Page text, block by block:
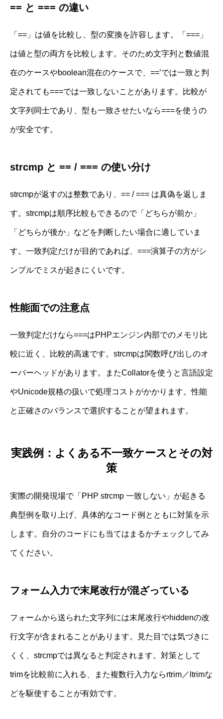
== と === の違い
「==」は値を比較し、型の変換を許容します。「===」
は値と型の両方を比較します。そのため文字列と数値混
在のケースやboolean混在のケースで、==’では一致と判
定されても===では一致しないことがあります。比較が
文字列同士であり、型も一致させたいなら===を使うの
が安全です。
strcmp と == / === の使い分け
strcmpが返すのは整数であり、== / === は真偽を返しま
す。strcmpは順序比較もできるので「どちらが前か」
「どちらが後か」などを判断したい場合に適していま
す。一致判定だけが目的であれば、===演算子の方がシ
ンプルでミスが起きにくいです。
性能面での注意点
一致判定だけなら===はPHPエンジン内部でのメモリ比
較に近く、比較的高速です。strcmpは関数呼び出しのオ
ーバーヘッドがあります。またCollatorを使うと言語設定
やUnicode規格の扱いで処理コストがかかります。性能
と正確さのバランスで選択することが望まれます。
実践例：よくある不一致ケースとその対
策
実際の開発現場で「PHP strcmp 一致しない」が起きる
典型例を取り上げ、具体的なコード例とともに対策を示
します。自分のコードにも当てはまるかチェックしてみ
てください。
フォーム入力で末尾改行が混ざっている
フォームから送られた文字列には末尾改行やhiddenの改
行文字が含まれることがあります。見た目では気づきに
くく、strcmpでは異なると判定されます。対策として
trimを比較前に入れる、また複数行入力ならrtrim／ltrimな
どを駆使することが有効です。